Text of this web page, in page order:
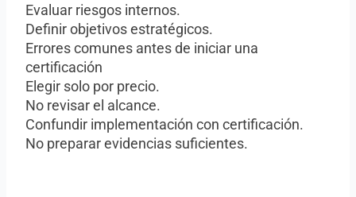
Evaluar riesgos internos.
Definir objetivos estratégicos.
Errores comunes antes de iniciar una
certificación
Elegir solo por precio.
No revisar el alcance.
Confundir implementación con certificación.
No preparar evidencias suficientes.